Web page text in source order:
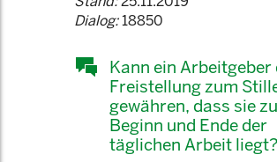
Dialog:18850
Kann ein Arbeitgeber
Freistellung zum
gewähren, dass sie zu
Beginn und Ende der
täglichen Arbeit liegt?